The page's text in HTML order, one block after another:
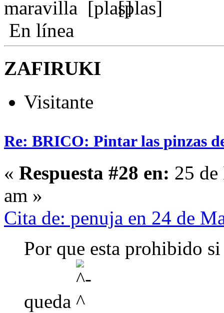
maravilla
En línea
ZAFIRUKI
Visitante
Re: BRICO: Pintar las pinzas
« Respuesta #28 en: 25
am »
Cita de: penuja en 24 de
Por que esta prohibido
queda